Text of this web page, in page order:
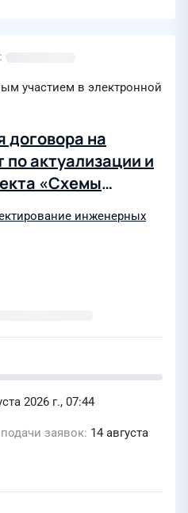
участием в электронной
договора на
актуализации и
«Схемы
Екатеринбург»
ПАО «Т
инженерных
2026 г., 07:44
заявок 14 августа